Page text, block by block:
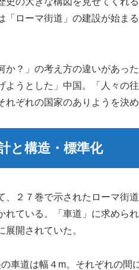
「ローマ街道」の建設が始ま
か？」の考え方の違いがあっ
ようとした」中国。「人々の
ぞれの国家のありようを決め
と構造・標準化
、２７巻で示されたローマ街
れている。「車道」に求めら
開されていた。
車道は幅４m。それぞれの間